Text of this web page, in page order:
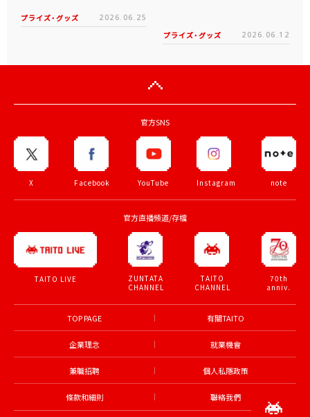
プライズ・グッズ 2026.06.25
プライズ・グッズ 2026.06.12
官方SNS
X Facebook YouTube Instagram note
官方直播頻道/存檔
TAITO LIVE
ZUNTATA
CHANNEL
TAITO
CHANNEL
70th
anniv.
TOP PAGE 有關TAITO
企業理念 就業機會
兼職招聘 個人私隱政策
條款和細則 聯絡我們